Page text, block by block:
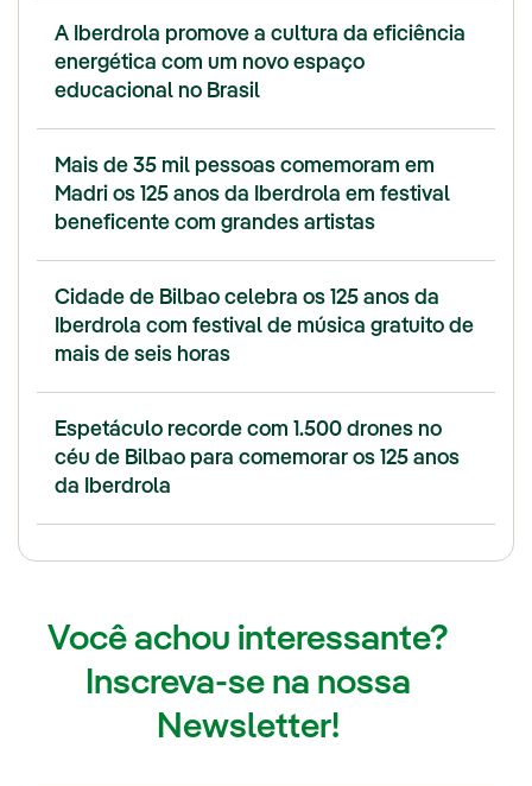
A Iberdrola promove a cultura da eficiência
energética com um novo espaço
educacional no Brasil
Mais de 35 mil pessoas comemoram em
Madri os 125 anos da Iberdrola em festival
beneficente com grandes artistas
Cidade de Bilbao celebra os 125 anos da
Iberdrola com festival de música gratuito de
mais de seis horas
Espetáculo recorde com 1.500 drones no
céu de Bilbao para comemorar os 125 anos
da Iberdrola
Você achou interessante?
Inscreva-se na nossa
Newsletter!